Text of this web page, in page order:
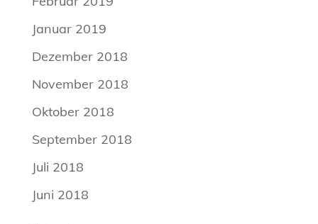
Januar 2019
Dezember 2018
November 2018
Oktober 2018
September 2018
Juli 2018
Juni 2018